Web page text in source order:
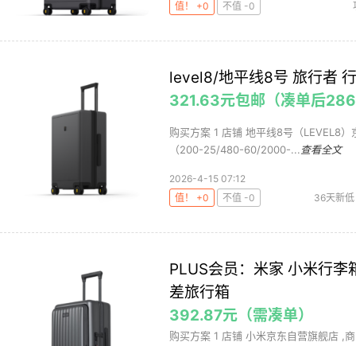
值！ +0
不值 -0
level8/地平线8号 旅行者
321.63元包邮（凑单后
购买方案 1 店铺 地平线8号（LEVEL8
（200-25/480-60/2000-... 查看全文
2026-4-15 07:12
值！ +0
不值 -0 36天新低
PLUS会员：米家 小米行
差旅行箱
392.87元（需凑单）
购买方案 1 店铺 小米京东自营旗舰店